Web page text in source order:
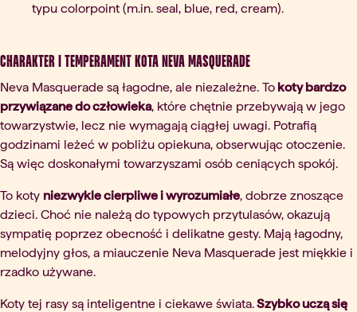
typu colorpoint (m.in. seal, blue, red, cream).
Charakter i temperament kota Neva Masquerade
Neva Masquerade są łagodne, ale niezależne. To koty bardzo
przywiązane do człowieka, które chętnie przebywają w jego
towarzystwie, lecz nie wymagają ciągłej uwagi. Potrafią
godzinami leżeć w pobliżu opiekuna, obserwując otoczenie.
Są więc doskonałymi towarzyszami osób ceniących spokój.
To koty niezwykle cierpliwe i wyrozumiałe, dobrze znoszące
dzieci. Choć nie należą do typowych przytulasów, okazują
sympatię poprzez obecność i delikatne gesty. Mają łagodny,
melodyjny głos, a miauczenie Neva Masquerade jest miękkie i
rzadko używane.
Koty tej rasy są inteligentne i ciekawe świata.Szybko uczą się